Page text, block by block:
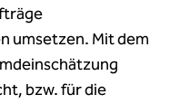
umsetzen. Mit dem
bzw. für die